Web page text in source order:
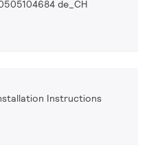
de_CH
Instructions